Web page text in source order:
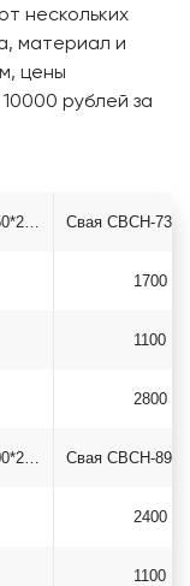
нескольких
материал и
цены
рублей за
1700
1100
2800
2400
1100